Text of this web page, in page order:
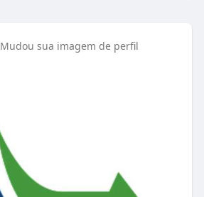
Mudou sua imagem de perfil